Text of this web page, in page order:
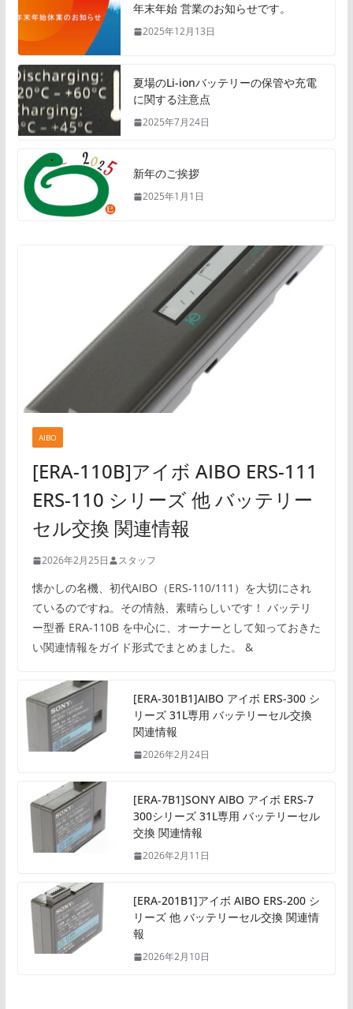
年末年始 営業のお知らせです。
2025年12月13日
夏場のLi-ionバッテリーの保管や充電
に関する注意点
2025年7月24日
新年のご挨拶
2025年1月1日
AIBO
[ERA-110B]アイボ AIBO ERS-111
ERS-110 シリーズ 他 バッテリー
セル交換 関連情報
2026年2月25日 スタッフ
懐かしの名機、初代AIBO（ERS-110/111）を大切にされ
ているのですね。その情熱、素晴らしいです！ バッテリ
ー型番 ERA-110B を中心に、オーナーとして知っておきた
い関連情報をガイド形式でまとめました。 &
[ERA-301B1]AIBO アイボ ERS-300 シ
リーズ 31L専用 バッテリーセル交換
関連情報
2026年2月24日
[ERA-7B1]SONY AIBO アイボ ERS-7
300シリーズ 31L専用 バッテリーセル
交換 関連情報
2026年2月11日
[ERA-201B1]アイボ AIBO ERS-200 シ
リーズ 他 バッテリーセル交換 関連情
報
2026年2月10日